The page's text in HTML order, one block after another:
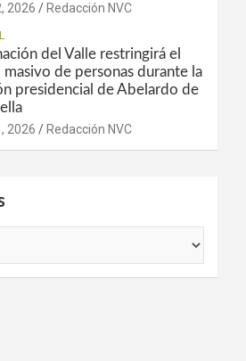
2026 Redacción NVC
del Valle restringirá el
masivo de personas durante la
presidencial de Abelardo de
2026 Redacción NVC